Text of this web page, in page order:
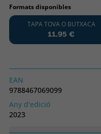
asuntos pendientes. He
aunque resolverá mi vida,
mi familia. No estoy
sea lo que quiero.
firmar unos papeles en el
instrucciones que me ha
tanto misterio ¿Quién es
también fallecido, me ha
realmente mi madre Con
Miranda Herrera un
Formats disponibles
TAPA TOVA O BUTXACA
11.95 €
EAN
9788467069099
Any d'edició
2023